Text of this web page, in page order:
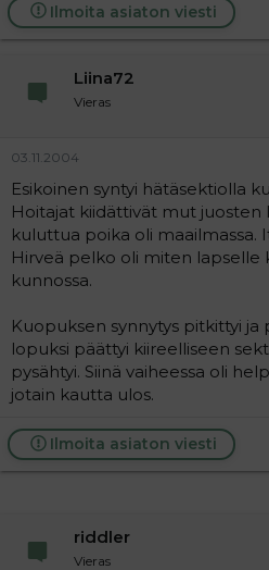
Ilmoita asiaton viesti
Liina72
Vieras
03.11.2004
Esikoinen syntyi hätäsektiolla
Hoitajat kiidättivät mut juosten
kuluttua poika oli maailmassa.
Hirveä pelko oli miten lapselle
kunnossa.
Kuopuksen synnytys pitkittyi
lopuksi päättyi kiireelliseen
pysähtyi. Siinä vaiheessa oli
jotain kautta ulos.
Ilmoita asiaton viesti
riddler
Vieras